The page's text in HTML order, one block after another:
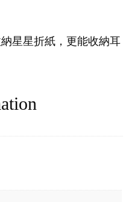
星星折紙，更能收納耳